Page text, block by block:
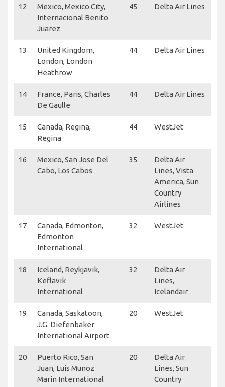
12
Mexico, Mexico City,
Internacional Benito
Juarez
45 Delta Air Lines
13
United Kingdom,
London, London
Heathrow
44 Delta Air Lines
14
France, Paris, Charles
De Gaulle
44 Delta Air Lines
15
Canada, Regina,
Regina
44 WestJet
16
Mexico, San Jose Del
Cabo, Los Cabos
35
Delta Air
Lines, Vista
America, Sun
Country
Airlines
17
Canada, Edmonton,
Edmonton
International
32 WestJet
18
Iceland, Reykjavik,
Keflavik
International
32
Delta Air
Lines,
Icelandair
19
Canada, Saskatoon,
J.G. Diefenbaker
International Airport
20 WestJet
20
Puerto Rico, San
Juan, Luis Munoz
Marin International
20
Delta Air
Lines, Sun
Country